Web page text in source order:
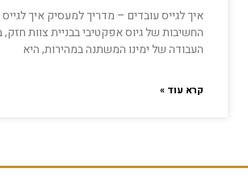
איך לגייס עובדים – מדריך למעסיק איך
החשיבות של גיוס אפקטיבי בבניית צוות
העבודה של ימינו המשתנה במהירות, היא
קרא עוד »